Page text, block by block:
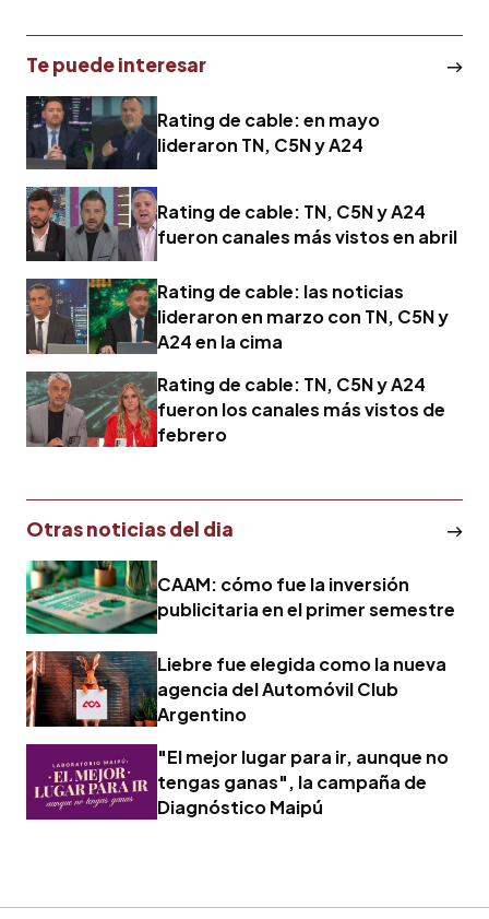
Te puede interesar
Rating de cable: en mayo
lideraron TN, C5N y A24
Rating de cable: TN, C5N y A24
fueron canales más vistos en abril
Rating de cable: las noticias
lideraron en marzo con TN, C5N y
A24 en la cima
Rating de cable: TN, C5N y A24
fueron los canales más vistos de
febrero
Otras noticias del dia
CAAM: cómo fue la inversión
publicitaria en el primer semestre
Liebre fue elegida como la nueva
agencia del Automóvil Club
Argentino
"El mejor lugar para ir, aunque no
tengas ganas", la campaña de
Diagnóstico Maipú